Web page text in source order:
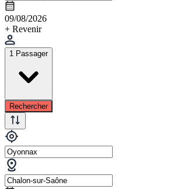
09/08/2026
+ Revenir
1 Passager
Rechercher